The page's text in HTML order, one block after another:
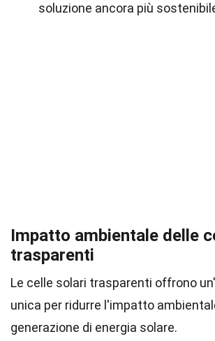
soluzione ancora più
Impatto ambientale delle
trasparenti
Le celle solari trasparenti offrono
unica per ridurre l'impatto
generazione di energia solare.